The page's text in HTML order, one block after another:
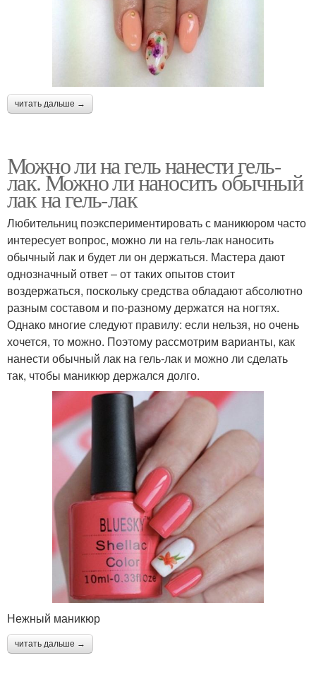
читать дальше →
Можно ли на гель нанести гель-
лак. Можно ли наносить обычный
лак на гель-лак
Любительниц поэкспериментировать с маникюром часто
интересует вопрос, можно ли на гель-лак наносить
обычный лак и будет ли он держаться. Мастера дают
однозначный ответ – от таких опытов стоит
воздержаться, поскольку средства обладают абсолютно
разным составом и по-разному держатся на ногтях.
Однако многие следуют правилу: если нельзя, но очень
хочется, то можно. Поэтому рассмотрим варианты, как
нанести обычный лак на гель-лак и можно ли сделать
так, чтобы маникюр держался долго.
Нежный маникюр
читать дальше →